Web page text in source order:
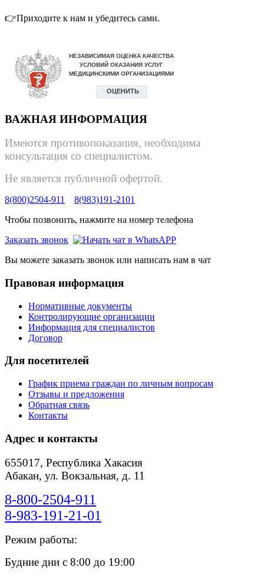
👉Приходите к нам и убедитесь сами.
ВАЖНАЯ ИНФОРМАЦИЯ
Имеются противопоказания, необходима
консультация со специалистом.
Не является публичной офертой.
8(800)2504-911
8(983)191-2101
Чтобы позвонить, нажмите на номер телефона
Заказать звонок
Вы можете заказать звонок или написать нам в чат
Правовая информация
Нормативные документы
Контролирующие организации
Информация для специалистов
Договор
Для посетителей
График приема граждан по личным вопросам
Отзывы и предложения
Обратная связь
Контакты
Адрес и контакты
655017, Республика Хакасия
Абакан, ул. Вокзальная, д. 11
8-800-2504-911
8-983-191-21-01
Режим работы:
Будние дни с 8:00 до 19:00